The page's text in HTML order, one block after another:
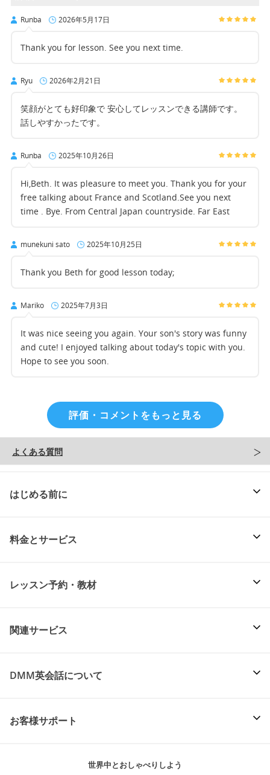
Runba 2026年5月17日
Thank you for lesson. See you next time.
Ryu 2026年2月21日
笑顔がとても好印象で 安心してレッスンできる講師です。
話しやすかったです。
Runba 2025年10月26日
Hi,Beth. It was pleasure to meet you. Thank you for your
free talking about France and Scotland.See you next
time . Bye. From Central Japan countryside. Far East
munekuni sato 2025年10月25日
Thank you Beth for good lesson today;
Mariko 2025年7月3日
It was nice seeing you again. Your son's story was funny
and cute! I enjoyed talking about today's topic with you.
Hope to see you soon.
評価・コメントをもっと見る
よくある質問
はじめる前に
料金とサービス
レッスン予約・教材
関連サービス
DMM英会話について
お客様サポート
世界中とおしゃべりしよう